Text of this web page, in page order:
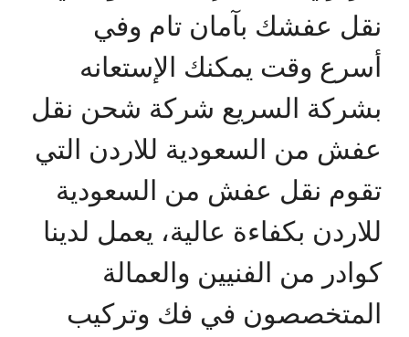
نقل عفشك بآمان تام وفي
أسرع وقت يمكنك الإستعانه
بشركة السريع شركة شحن نقل
عفش من السعودية للاردن التي
تقوم نقل عفش من السعودية
للاردن بكفاءة عالية، يعمل لدينا
كوادر من الفنيين والعمالة
المتخصصون في فك وتركيب